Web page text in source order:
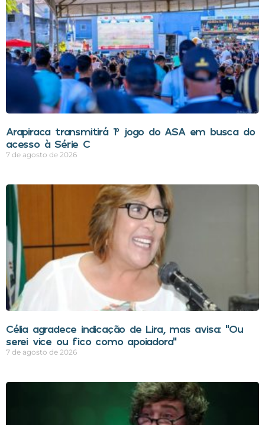
Arapiraca transmitirá 1º jogo do ASA em busca do
acesso à Série C
7 de agosto de 2026
Célia agradece indicação de Lira, mas avisa: “Ou
serei vice ou fico como apoiadora”
7 de agosto de 2026